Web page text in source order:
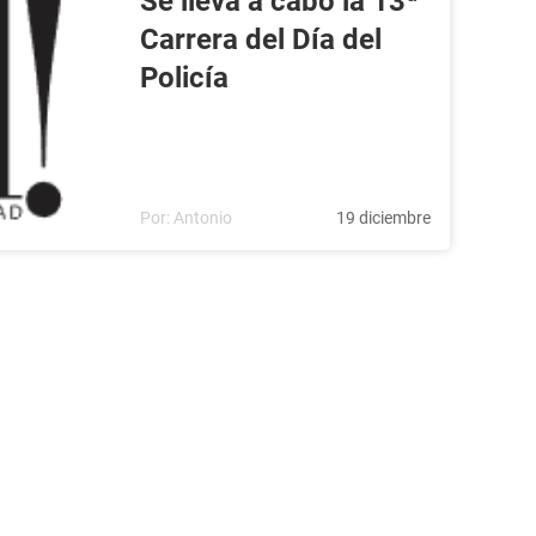
Carrera del Día del
Policía
Por: Antonio 19 diciembre